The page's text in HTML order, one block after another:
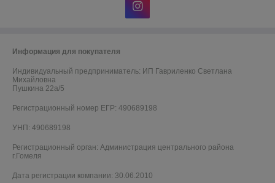
Информация для покупателя
Индивидуальный предприниматель: ИП Гавриленко Светлана
Михайловна
Пушкина 22а/5
Регистрационный номер ЕГР: 490689198
УНП: 490689198
Регистрационный орган: Администрация центрального района
г.Гомеля
Дата регистрации компании: 30.06.2010